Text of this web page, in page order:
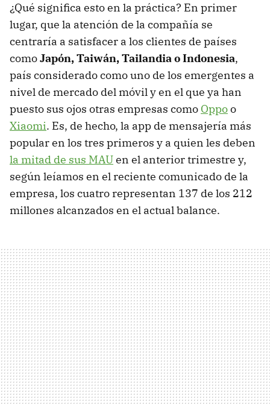
¿Qué significa esto en la práctica? En primer
lugar, que la atención de la compañía se
centraría a satisfacer a los clientes de países
comoJapón, Taiwán, Tailandia o Indonesia,
país considerado como uno de los emergentes a
nivel de mercado del móvil y en el que ya han
puesto sus ojos otras empresas como Oppoo
Xiaomi. Es, de hecho, la app de mensajería más
popular en los tres primeros y a quien les deben
la mitad de sus MAUen el anterior trimestre y,
según leíamos en el reciente comunicado de la
empresa, los cuatro representan 137 de los 212
millones alcanzados en el actual balance.